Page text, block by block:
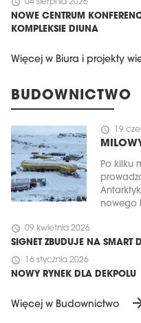
schedule 04 sierpnia 2026
NOWE CENTRUM
KOMPLEKSIE DIUNA
Więcej w Biura i projekty
BUDOWNICTWO
schedule 19
Po kilku
nowego
schedule 09 kwietnia 2026
SIGNET ZBUDUJE NA SMART
schedule 16 stycznia 2026
NOWY RYNEK DLA DEKPOLU
Więcej w Budownictwo